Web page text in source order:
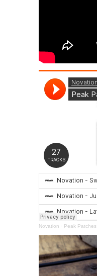
Novation · Peak Patches